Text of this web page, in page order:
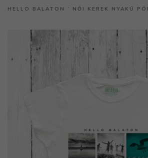
HELLO BALATON ˙ NŐI KEREK NYAKÚ